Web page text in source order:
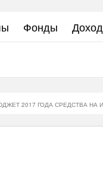
Фонды
2017 ГОДА СРЕДСТВА НА